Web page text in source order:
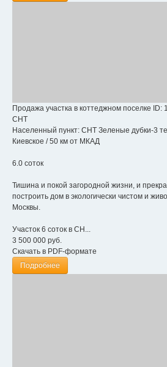
Продажа участка в коттеджном поселке ID:
СНТ
Населенный пункт: СНТ Зеленые дубки-3
Киевское /50 км от МКАД
6.0 соток
Тишина и покой загородной жизни, и
построить дом в экологически чистом и
Москвы.
Участок 6 соток в СН...
3 500 000 руб.
Скачать в PDF-формате
Подробнее